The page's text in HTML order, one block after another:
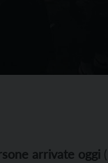
arrivate oggi (